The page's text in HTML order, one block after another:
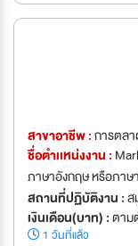
สาขาอาชีพ :การตล
ชื่อตำเเหน่งงาน :
ภาษาอังกฤษ หรือภาษ
สถานที่ปฏิบัติงาน :ส
เงินเดือน(บาท) :ตาม
1 วันที่แล้ว